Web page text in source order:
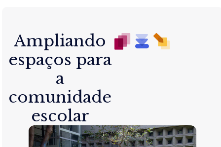
Ampliando
espaços para
a
comunidade
escolar